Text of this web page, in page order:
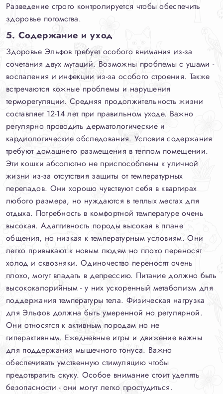
Разведение строго контролируется чтобы обеспечить
здоровье потомства.
5. Содержание и уход
Здоровье Эльфов требует особого внимания из-за
сочетания двух мутаций. Возможны проблемы с ушами -
воспаления и инфекции из-за особого строения. Также
встречаются кожные проблемы и нарушения
терморегуляции. Средняя продолжительность жизни
составляет 12-14 лет при правильном уходе. Важно
регулярно проводить дерматологические и
кардиологические обследования. Условия содержания
требуют домашнего размещения в теплом помещении.
Эти кошки абсолютно не приспособлены к уличной
жизни из-за отсутствия защиты от температурных
перепадов. Они хорошо чувствуют себя в квартирах
любого размера, но нуждаются в теплых местах для
отдыха. Потребность в комфортной температуре очень
высокая. Адаптивность породы высокая в плане
общения, но низкая к температурным условиям. Они
легко привыкают к новым людям но плохо переносят
холод и сквозняки. Одиночество переносят очень
плохо, могут впадать в депрессию. Питание должно быть
высококалорийным - у них ускоренный метаболизм для
поддержания температуры тела. Физическая нагрузка
для Эльфов должна быть умеренной но регулярной.
Они относятся к активным породам но не
гиперактивным. Ежедневные игры и движение важны
для поддержания мышечного тонуса. Важно
обеспечивать умственную стимуляцию чтобы
предотвратить скуку. Особое внимание стоит уделять
безопасности - они могут легко простудиться.